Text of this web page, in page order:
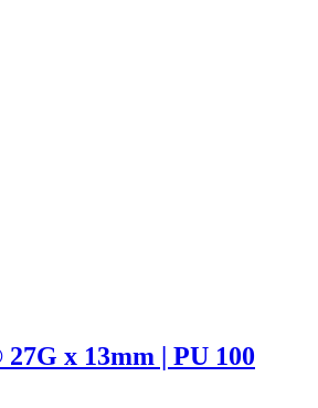
x 13mm | PU 100